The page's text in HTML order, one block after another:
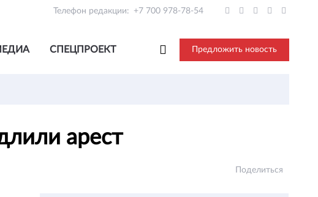
Телефон редакции: +7 700 978-78-54
СПЕЦПРОЕКТ Предложить новость
арест
Поделиться